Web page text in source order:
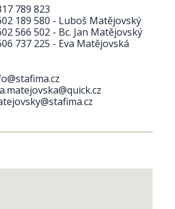
789 823
189 580 - Luboš Matějovský
566 502 - Bc. Jan Matějovský
737 225 - Eva Matějovská